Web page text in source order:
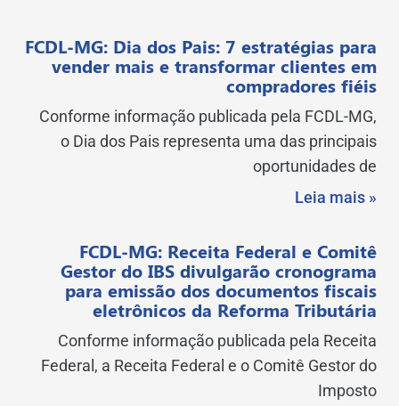
FCDL-MG: Dia dos Pais: 7 estratégias para
vender mais e transformar clientes em
compradores fiéis
Conforme informação publicada pela FCDL-MG,
o Dia dos Pais representa uma das principais
oportunidades de
Leia mais »
FCDL-MG: Receita Federal e Comitê
Gestor do IBS divulgarão cronograma
para emissão dos documentos fiscais
eletrônicos da Reforma Tributária
Conforme informação publicada pela Receita
Federal, a Receita Federal e o Comitê Gestor do
Imposto